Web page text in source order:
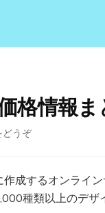
格情報
どうぞ
ル
ク
ー
成するオンライ
種類以上のデザ